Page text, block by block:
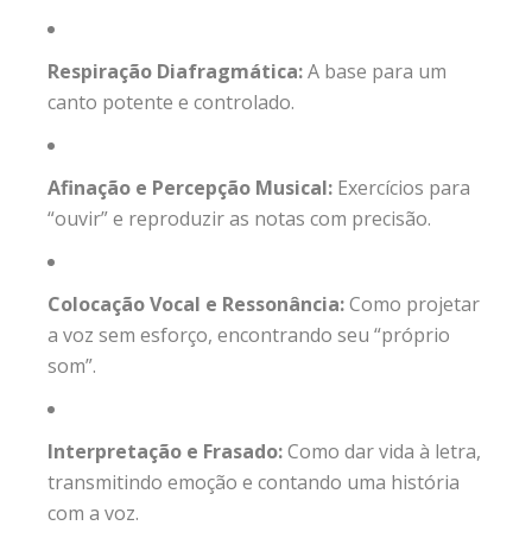
Respiração Diafragmática:A base para um
canto potente e controlado.
Afinação e Percepção Musical: Exercícios para
“ouvir” e reproduzir as notas com precisão.
Colocação Vocal e Ressonância:Como projetar
a voz sem esforço, encontrando seu “próprio
som”.
Interpretação e Frasado:Como dar vida à letra,
transmitindo emoção e contando uma história
com a voz.